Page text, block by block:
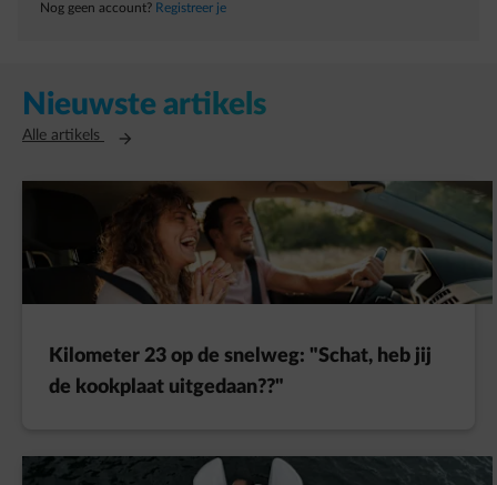
Nog geen account? Registreer je
Nieuwste artikels
Alle artikels Opent in een nieuw tabblad
Kilometer 23 op de snelweg: "Schat, heb jij
de kookplaat uitgedaan??"